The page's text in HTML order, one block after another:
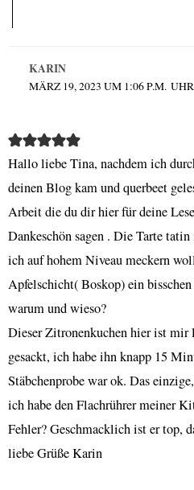
KARIN
MÄRZ 19, 2023 UM 1:06 P.M. UHR
Hallo liebe Tina, nachdem ich
deinen Blog kam und querbeet
Arbeit die du dir hier für deine
Dankeschön sagen . Die Tarte
ich auf hohem Niveau meckern
Apfelschicht( Boskop) ein
warum und wieso?
Dieser Zitronenkuchen hier ist mir
gesackt, ich habe ihn knapp 15
Stäbchenprobe war ok. Das
ich habe den Flachrührer meiner
Fehler? Geschmacklich ist er top,
liebe Grüße Karin